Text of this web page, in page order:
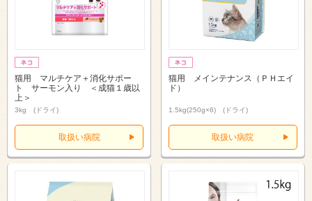
猫用 マルチケア＋消化サポー
ト サーモン入り ＜成猫１歳以
上＞
3kg (ドライ)
取扱い病院
猫用 メインテナンス（ＰＨエイ
ド）
1.5kg(250g×6) (ドライ)
取扱い病院